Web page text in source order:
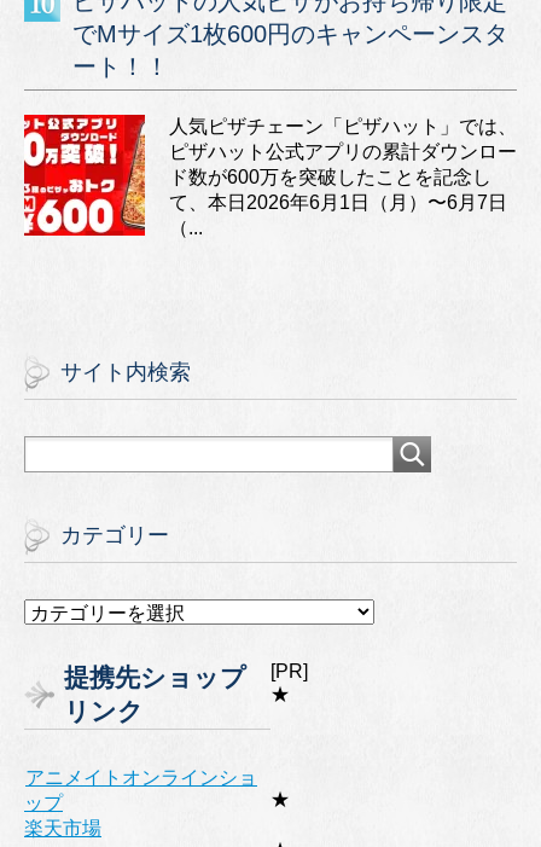
でMサイズ1枚600円のキャンペーンスタ
ート！！
人気ピザチェーン「ピザハット」では、
ピザハット公式アプリの累計ダウンロー
ド数が600万を突破したことを記念し
て、本日2026年6月1日（月）〜6月7日
（...
サイト内検索
カテゴリー
カ
リ
ー
提携先ショップ
リンク
[PR]
★
アニメイトオンラインショ
ップ
★
楽天市場